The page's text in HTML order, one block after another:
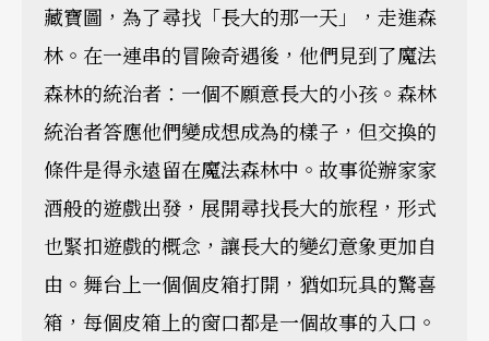
藏寶圖，為了尋找「長大的那一天」，走進森
林。在一連串的冒險奇遇後，他們見到了魔法
森林的統治者：一個不願意長大的小孩。森林
統治者答應他們變成想成為的樣子，但交換的
條件是得永遠留在魔法森林中。故事從辦家家
酒般的遊戲出發，展開尋找長大的旅程，形式
也緊扣遊戲的概念，讓長大的變幻意象更加自
由。舞台上一個個皮箱打開，猶如玩具的驚喜
箱，每個皮箱上的窗口都是一個故事的入口。